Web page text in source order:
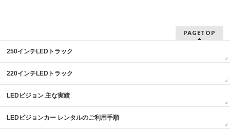
PAGETOP
250インチLEDトラック
220インチLEDトラック
LEDビジョン 主な実績
LEDビジョンカー レンタルのご利用手順